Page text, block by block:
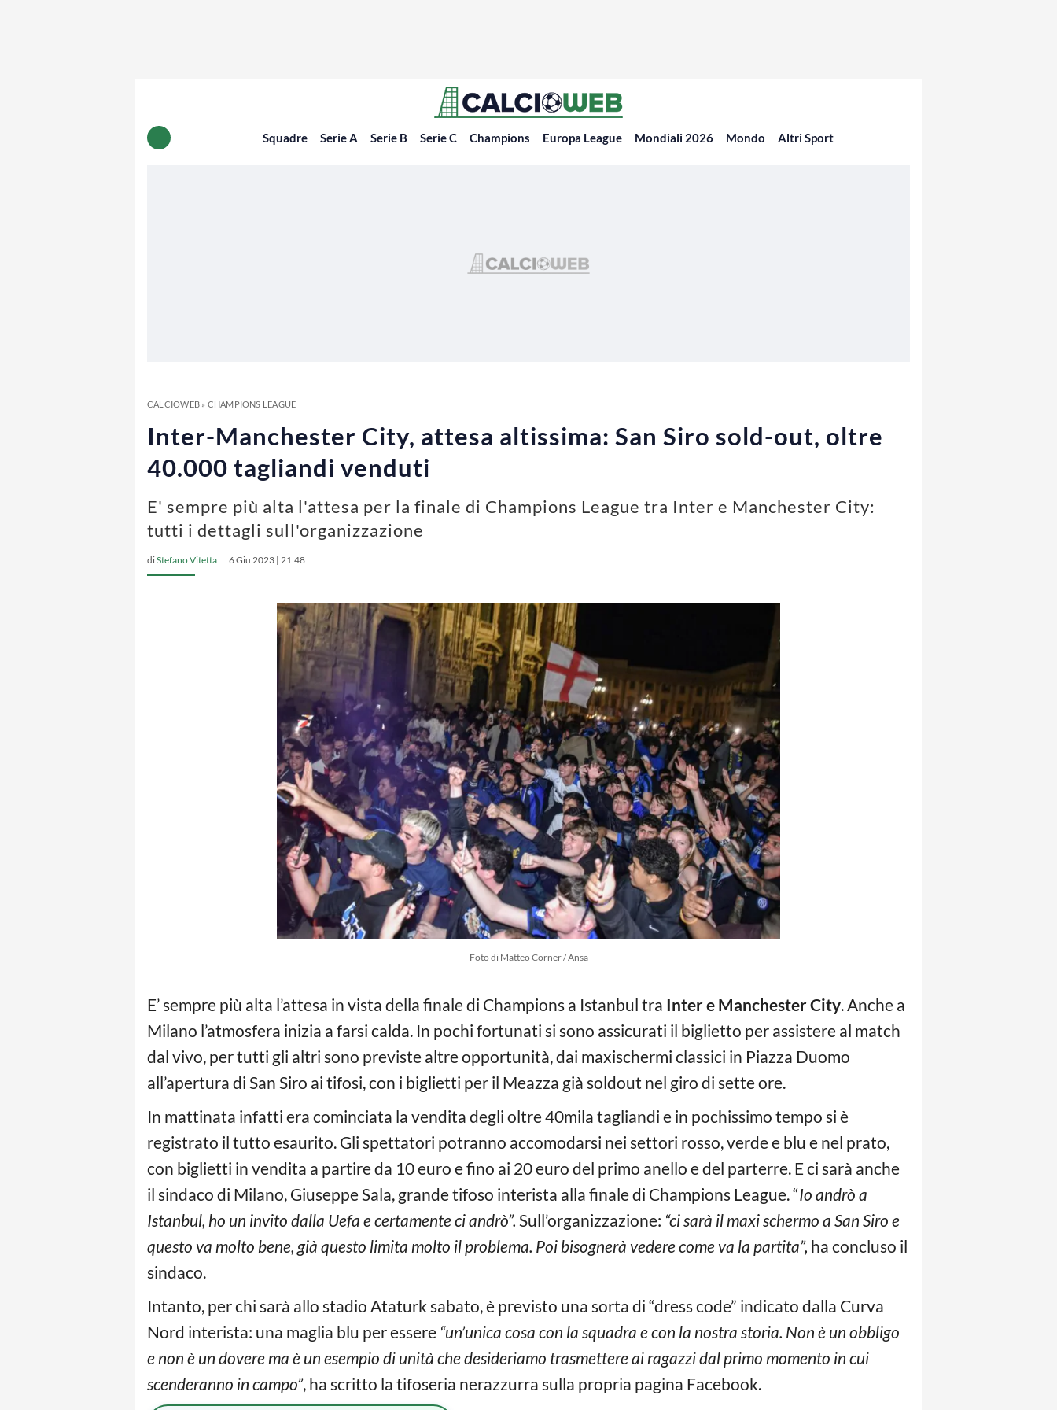
Squadre Serie A Serie B Serie C Champions Europa League Mondiali 2026 Mondo Altri Sport
CALCIOWEB» CHAMPIONS LEAGUE
Inter-Manchester City, attesa altissima: San Siro sold-out, oltre
40.000 tagliandi venduti
E' sempre più alta l'attesa per la finale di Champions League tra Inter e Manchester City:
tutti i dettagli sull'organizzazione
diStefano Vitetta 6 Giu 2023 | 21:48
Foto di Matteo Corner / Ansa
E’ sempre più alta l’attesa in vista della finale di Champions a Istanbul tra Inter e Manchester City. Anche a
Milano l’atmosfera inizia a farsi calda. In pochi fortunati si sono assicurati il biglietto per assistere al match
dal vivo, per tutti gli altri sono previste altre opportunità, dai maxischermi classici in Piazza Duomo
all’apertura di San Siro ai tifosi, con i biglietti per il Meazza già soldout nel giro di sette ore.
In mattinata infatti era cominciata la vendita degli oltre 40mila tagliandi e in pochissimo tempo si è
registrato il tutto esaurito. Gli spettatori potranno accomodarsi nei settori rosso, verde e blu e nel prato,
con biglietti in vendita a partire da 10 euro e fino ai 20 euro del primo anello e del parterre. E ci sarà anche
il sindaco di Milano, Giuseppe Sala, grande tifoso interista alla finale di Champions League. “Io andrò a
Istanbul, ho un invito dalla Uefa e certamente ci andrò”. Sull’organizzazione: “ci sarà il maxi schermo a San Siro e
questo va molto bene, già questo limita molto il problema. Poi bisognerà vedere come va la partita”, ha concluso il
sindaco.
Intanto, per chi sarà allo stadio Ataturk sabato, è previsto una sorta di “dress code” indicato dalla Curva
Nord interista: una maglia blu per essere “un’unica cosa con la squadra e con la nostra storia. Non è un obbligo
e non è un dovere ma è un esempio di unità che desideriamo trasmettere ai ragazzi dal primo momento in cui
scenderanno in campo”, ha scritto la tifoseria nerazzurra sulla propria pagina Facebook.